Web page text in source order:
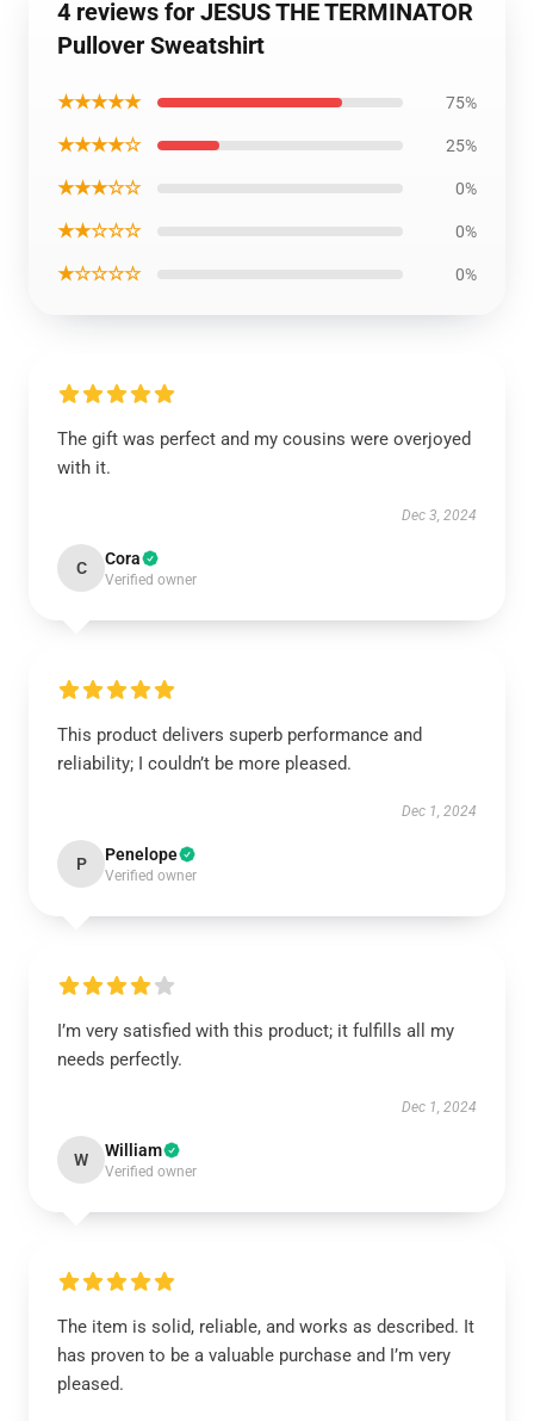
4 reviews for JESUS THE TERMINATOR
Pullover Sweatshirt
★★★★★ 75%
★★★★☆ 25%
★★★☆☆ 0%
★★☆☆☆ 0%
★☆☆☆☆ 0%
The gift was perfect and my cousins were overjoyed
with it.
Dec 3, 2024
C Cora
Verified owner
This product delivers superb performance and
reliability; I couldn’t be more pleased.
Dec 1, 2024
P Penelope
Verified owner
I’m very satisfied with this product; it fulfills all my
needs perfectly.
Dec 1, 2024
W William
Verified owner
The item is solid, reliable, and works as described. It
has proven to be a valuable purchase and I’m very
pleased.